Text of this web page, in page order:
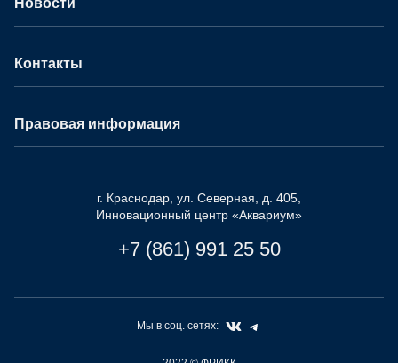
Контакты
Правовая информация
г. Краснодар, ул. Северная, д. 405,
Инновационный центр «Аквариум»
+7 (861) 991 25 50
Мы в соц. сетях: